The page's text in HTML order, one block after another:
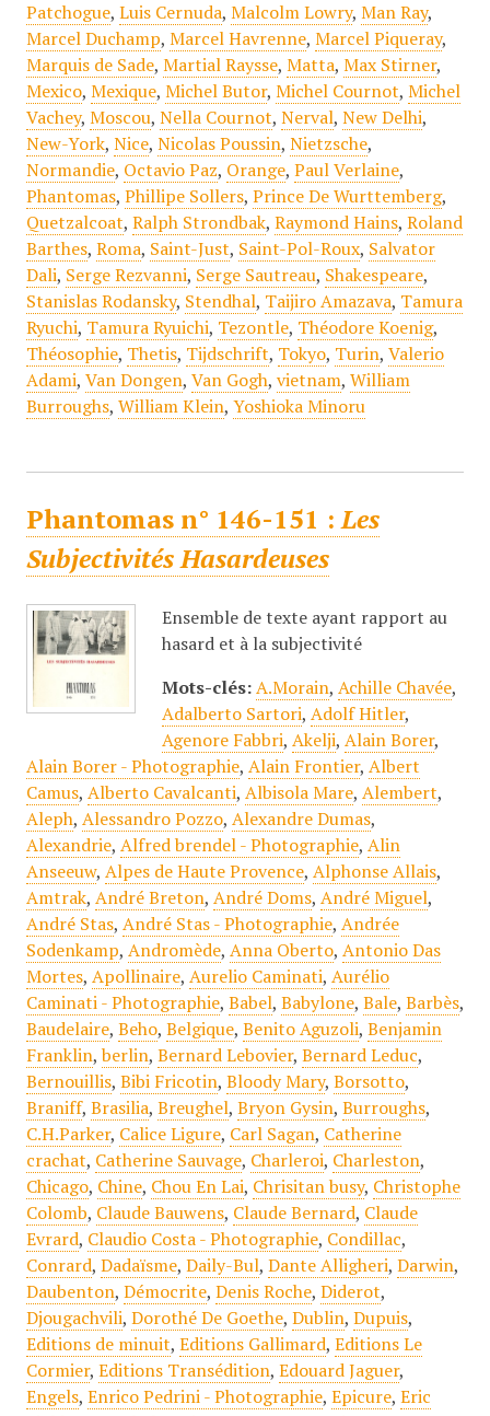
Patchogue, Luis Cernuda, Malcolm Lowry, Man Ray,
Marcel Duchamp, Marcel Havrenne, Marcel Piqueray,
Marquis de Sade, Martial Raysse, Matta, Max Stirner,
Mexico, Mexique, Michel Butor, Michel Cournot, Michel
Vachey, Moscou, Nella Cournot, Nerval, New Delhi,
New-York, Nice, Nicolas Poussin, Nietzsche,
Normandie, Octavio Paz, Orange, Paul Verlaine,
Phantomas, Phillipe Sollers, Prince De Wurttemberg,
Quetzalcoat, Ralph Strondbak, Raymond Hains, Roland
Barthes, Roma, Saint-Just, Saint-Pol-Roux, Salvator
Dali, Serge Rezvanni, Serge Sautreau, Shakespeare,
Stanislas Rodansky, Stendhal, Taijiro Amazava, Tamura
Ryuchi, Tamura Ryuichi, Tezontle, Théodore Koenig,
Théosophie, Thetis, Tijdschrift, Tokyo, Turin, Valerio
Adami, Van Dongen, Van Gogh, vietnam, William
Burroughs, William Klein, Yoshioka Minoru
Phantomas n° 146-151 :Les
Subjectivités Hasardeuses
Ensemble de texte ayant rapport au
hasard et à la subjectivité
Mots-clés: A.Morain, Achille Chavée,
Adalberto Sartori, Adolf Hitler,
Agenore Fabbri, Akelji, Alain Borer,
Alain Borer - Photographie, Alain Frontier, Albert
Camus, Alberto Cavalcanti, Albisola Mare, Alembert,
Aleph, Alessandro Pozzo, Alexandre Dumas,
Alexandrie, Alfred brendel - Photographie, Alin
Anseeuw, Alpes de Haute Provence, Alphonse Allais,
Amtrak, André Breton, André Doms, André Miguel,
André Stas, André Stas - Photographie, Andrée
Sodenkamp, Andromède, Anna Oberto, Antonio Das
Mortes, Apollinaire, Aurelio Caminati, Aurélio
Caminati - Photographie, Babel, Babylone, Bale, Barbès,
Baudelaire, Beho, Belgique, Benito Aguzoli, Benjamin
Franklin,berlin, Bernard Lebovier, Bernard Leduc,
Bernouillis, Bibi Fricotin, Bloody Mary, Borsotto,
Braniff, Brasilia, Breughel, Bryon Gysin, Burroughs,
C.H.Parker, Calice Ligure, Carl Sagan, Catherine
crachat, Catherine Sauvage, Charleroi, Charleston,
Chicago, Chine, Chou En Lai, Chrisitan busy, Christophe
Colomb, Claude Bauwens, Claude Bernard, Claude
Evrard, Claudio Costa - Photographie, Condillac,
Conrard, Dadaïsme, Daily-Bul, Dante Alligheri, Darwin,
Daubenton, Démocrite, Denis Roche, Diderot,
Djougachvili, Dorothé De Goethe, Dublin, Dupuis,
Editions de minuit, Editions Gallimard, Editions Le
Cormier, Editions Transédition, Edouard Jaguer,
Engels, Enrico Pedrini - Photographie, Epicure, Eric